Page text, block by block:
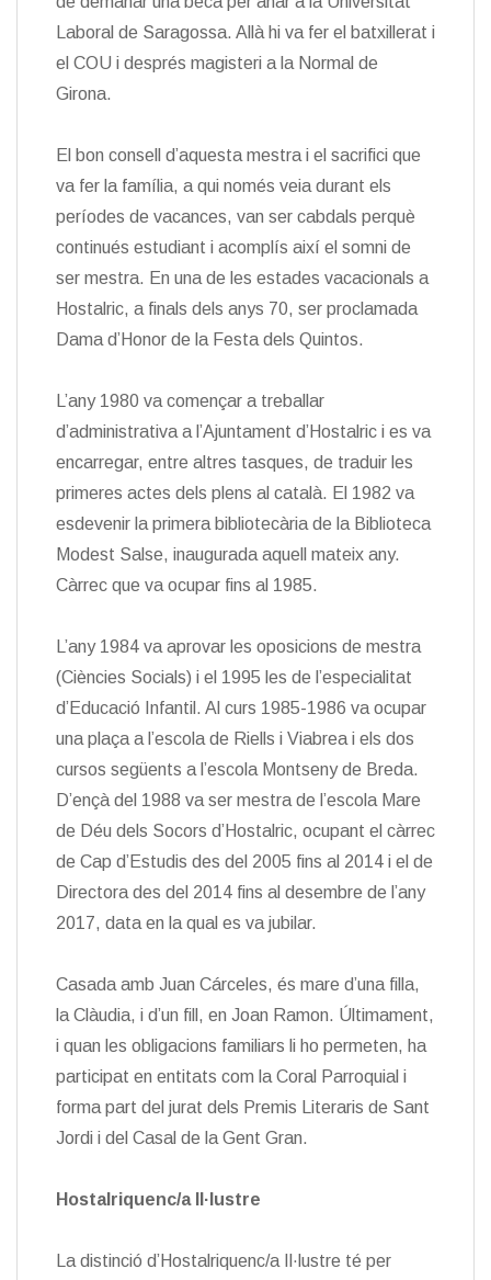
Laboral de Saragossa. Allà hi va fer el batxillerat i
el COU i després magisteri a la Normal de
Girona.
El bon consell d’aquesta mestra i el sacrifici que
va fer la família, a qui només veia durant els
períodes de vacances, van ser cabdals perquè
continués estudiant i acomplís així el somni de
ser mestra. En una de les estades vacacionals a
Hostalric, a finals dels anys 70, ser proclamada
Dama d’Honor de la Festa dels Quintos.
L’any 1980 va començar a treballar
d’administrativa a l’Ajuntament d’Hostalric i es va
encarregar, entre altres tasques, de traduir les
primeres actes dels plens al català. El 1982 va
esdevenir la primera bibliotecària de la Biblioteca
Modest Salse, inaugurada aquell mateix any.
Càrrec que va ocupar fins al 1985.
L’any 1984 va aprovar les oposicions de mestra
(Ciències Socials) i el 1995 les de l’especialitat
d’Educació Infantil. Al curs 1985-1986 va ocupar
una plaça a l’escola de Riells i Viabrea i els dos
cursos següents a l’escola Montseny de Breda.
D’ençà del 1988 va ser mestra de l’escola Mare
de Déu dels Socors d’Hostalric, ocupant el càrrec
de Cap d’Estudis des del 2005 fins al 2014 i el de
Directora des del 2014 fins al desembre de l’any
2017, data en la qual es va jubilar.
Casada amb Juan Cárceles, és mare d’una filla,
la Clàudia, i d’un fill, en Joan Ramon. Últimament,
i quan les obligacions familiars li ho permeten, ha
participat en entitats com la Coral Parroquial i
forma part del jurat dels Premis Literaris de Sant
Jordi i del Casal de la Gent Gran.
Hostalriquenc/a Il·lustre
La distinció d’Hostalriquenc/a Il·lustre té per